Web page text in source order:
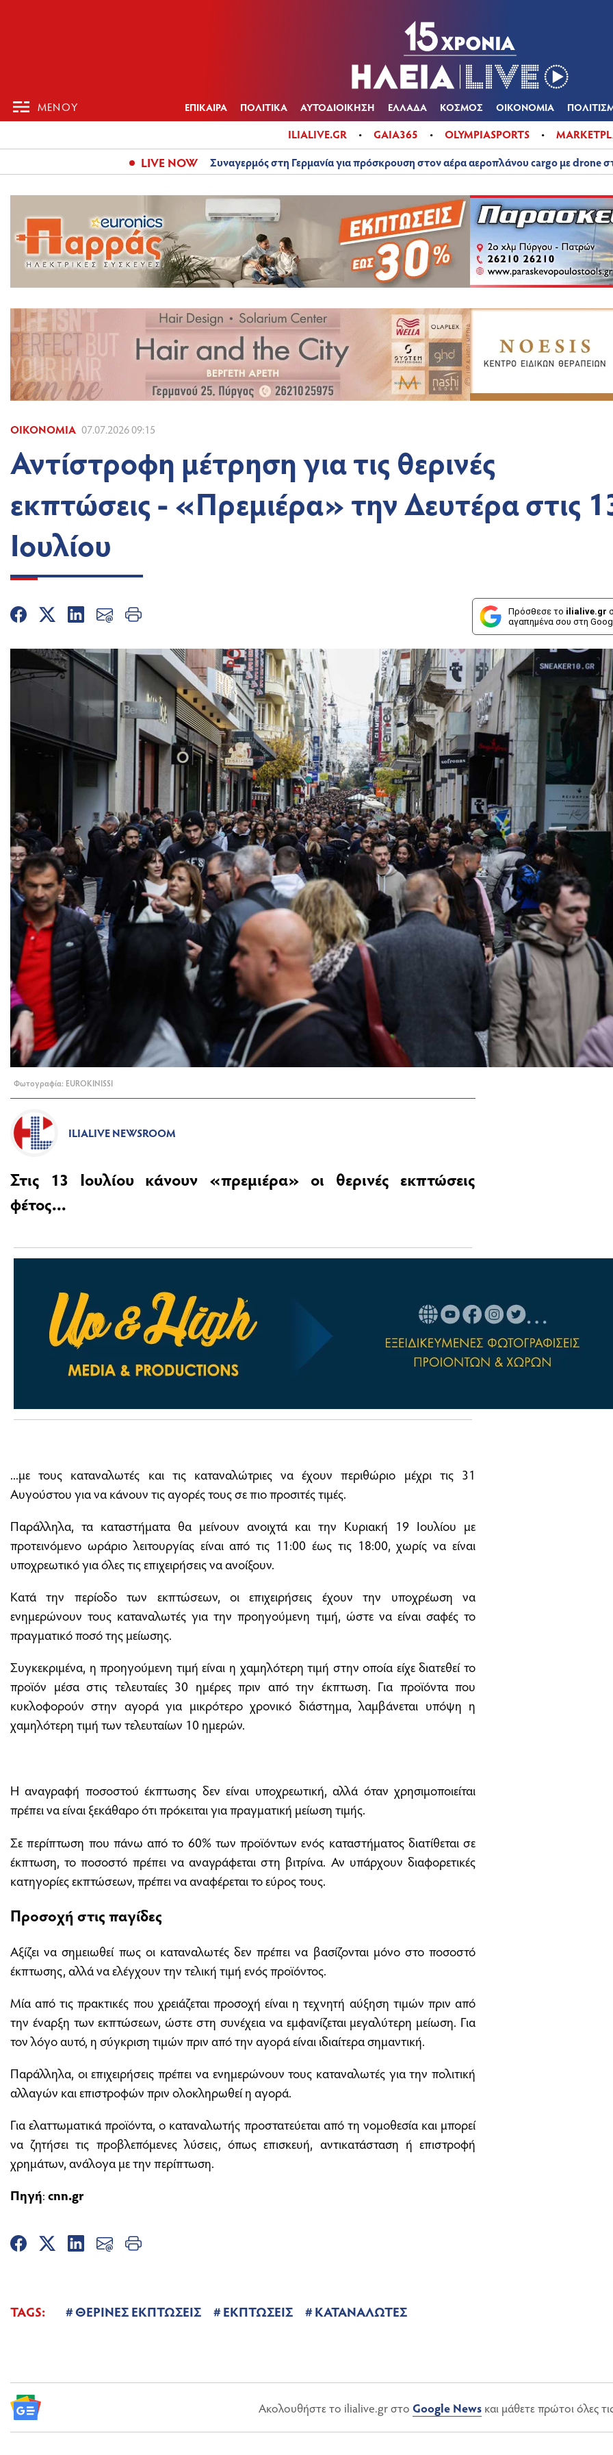
ΜΕΝΟΥ ΕΠΙΚΑΙΡΑ ΠΟΛΙΤΙΚΑ ΑΥΤΟΔΙΟΙΚΗΣΗ ΕΛΛΑΔΑ ΚΟΣΜΟΣ ΟΙΚΟΝΟΜΙΑ
ILIALIVE.GR GAIA365 OLYMPIASPORTS
LIVE NOW Συναγερμός στη Γερμανία για πρόσκρουση στον αέρα αεροπλάνου cargo με drone
ΟΙΚΟΝΟΜΊΑ 07.07.2026 09:15
Αντίστροφη μέτρηση για τις θερινές
εκπτώσεις - «Πρεμιέρα» την Δευτέρα στις
Ιουλίου
Πρόσθεσε το ilialive.gr
αγαπημένα σου στη
Φωτογραφία: EUROKINISSI
ILIALIVE NEWSROOM
Στις 13 Ιουλίου κάνουν «πρεμιέρα» οι θερινές εκπτώσεις
φέτος...
...με τους καταναλωτές και τις καταναλώτριες να έχουν περιθώριο μέχρι τις 31
Αυγούστου για να κάνουν τις αγορές τους σε πιο προσιτές τιμές.
Παράλληλα, τα καταστήματα θα μείνουν ανοιχτά και την Κυριακή 19 Ιουλίου με
προτεινόμενο ωράριο λειτουργίας είναι από τις 11:00 έως τις 18:00, χωρίς να είναι
υποχρεωτικό για όλες τις επιχειρήσεις να ανοίξουν.
Κατά την περίοδο των εκπτώσεων, οι επιχειρήσεις έχουν την υποχρέωση να
ενημερώνουν τους καταναλωτές για την προηγούμενη τιμή, ώστε να είναι σαφές το
πραγματικό ποσό της μείωσης.
Συγκεκριμένα, η προηγούμενη τιμή είναι η χαμηλότερη τιμή στην οποία είχε διατεθεί το
προϊόν μέσα στις τελευταίες 30 ημέρες πριν από την έκπτωση. Για προϊόντα που
κυκλοφορούν στην αγορά για μικρότερο χρονικό διάστημα, λαμβάνεται υπόψη η
χαμηλότερη τιμή των τελευταίων 10 ημερών.
Η αναγραφή ποσοστού έκπτωσης δεν είναι υποχρεωτική, αλλά όταν χρησιμοποιείται
πρέπει να είναι ξεκάθαρο ότι πρόκειται για πραγματική μείωση τιμής.
Σε περίπτωση που πάνω από το 60% των προϊόντων ενός καταστήματος διατίθεται σε
έκπτωση, το ποσοστό πρέπει να αναγράφεται στη βιτρίνα. Αν υπάρχουν διαφορετικές
κατηγορίες εκπτώσεων, πρέπει να αναφέρεται το εύρος τους.
Προσοχή στις παγίδες
Αξίζει να σημειωθεί πως οι καταναλωτές δεν πρέπει να βασίζονται μόνο στο ποσοστό
έκπτωσης, αλλά να ελέγχουν την τελική τιμή ενός προϊόντος.
Μία από τις πρακτικές που χρειάζεται προσοχή είναι η τεχνητή αύξηση τιμών πριν από
την έναρξη των εκπτώσεων, ώστε στη συνέχεια να εμφανίζεται μεγαλύτερη μείωση. Για
τον λόγο αυτό, η σύγκριση τιμών πριν από την αγορά είναι ιδιαίτερα σημαντική.
Παράλληλα, οι επιχειρήσεις πρέπει να ενημερώνουν τους καταναλωτές για την πολιτική
αλλαγών και επιστροφών πριν ολοκληρωθεί η αγορά.
Για ελαττωματικά προϊόντα, ο καταναλωτής προστατεύεται από τη νομοθεσία και μπορεί
να ζητήσει τις προβλεπόμενες λύσεις, όπως επισκευή, αντικατάσταση ή επιστροφή
χρημάτων, ανάλογα με την περίπτωση.
Πηγή:cnn.gr
TAGS: ΘΕΡΙΝΕΣ ΕΚΠΤΩΣΕΙΣ ΕΚΠΤΩΣΕΙΣ ΚΑΤΑΝΑΛΩΤΕΣ
Ακολουθήστε το ilialive.gr στο Google Newsκαι μάθετε πρώτοι όλες